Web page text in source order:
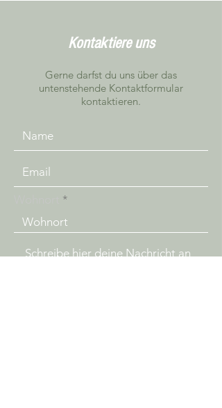
Kontaktiere uns
Gerne darfst du uns über das
untenstehende Kontaktformular
kontaktieren.